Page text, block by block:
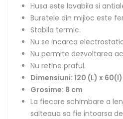
Husa este lavabila si
Buretele din mijloc este
Stabila termic.
Nu se incarca
Nu permite dezvoltarea
Nu retine praful.
Dimensiuni: 120 (L) x
Grosime: 8 cm
La fiecare schimbare a
salteaua sa fie intoarsa